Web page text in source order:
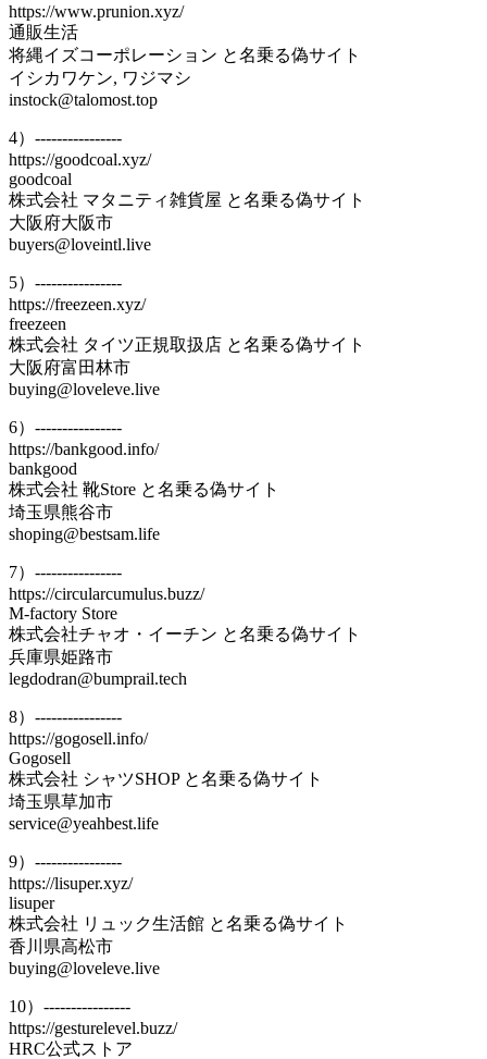
https://www.prunion.xyz/
通販生活
将縄イズコーポレーション と名乗る偽サイト
イシカワケン, ワジマシ
instock@talomost.top
4）----------------
https://goodcoal.xyz/
goodcoal
株式会社 マタニティ雑貨屋 と名乗る偽サイト
大阪府大阪市
buyers@loveintl.live
5）----------------
https://freezeen.xyz/
freezeen
株式会社 タイツ正規取扱店 と名乗る偽サイト
大阪府富田林市
buying@loveleve.live
6）----------------
https://bankgood.info/
bankgood
株式会社 靴Store と名乗る偽サイト
埼玉県熊谷市
shoping@bestsam.life
7）----------------
https://circularcumulus.buzz/
M-factory Store
株式会社チャオ・イーチン と名乗る偽サイト
兵庫県姫路市
legdodran@bumprail.tech
8）----------------
https://gogosell.info/
Gogosell
株式会社 シャツSHOP と名乗る偽サイト
埼玉県草加市
service@yeahbest.life
9）----------------
https://lisuper.xyz/
lisuper
株式会社 リュック生活館 と名乗る偽サイト
香川県高松市
buying@loveleve.live
10）----------------
https://gesturelevel.buzz/
HRC公式ストア